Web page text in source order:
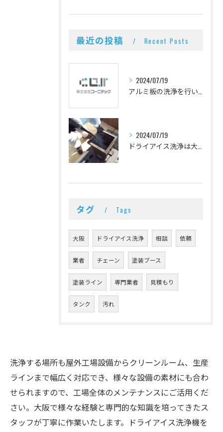
最近の投稿 Recent Posts
2024/07/19
2024/07/19
タグ Tags
大阪 ドライアイス洗浄 相談 依頼
業者 チェーン 塗装ブース
塗装ライン 専門業者 見積もり
タンク 汚れ
洗浄する場所も屋外工場設備からクリーンルーム、生産
ラインまで幅広く対応でき、様々な設備の素材にも合わ
せられますので、工場全体のメンテナンスにご活用くだ
さい。大阪で様々な経験と専門的な知識を培ってきたス
タッフが丁寧に作業いたします。ドライアイス洗浄機を